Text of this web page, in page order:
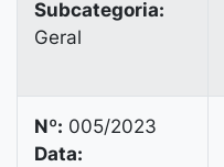
Subcategoria:
Geral
Nº: 005/2023
Data: